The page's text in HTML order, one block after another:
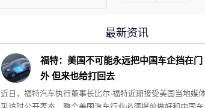
最新资讯
福特：美国不可能永远把中国车企挡在门
外 但来也给打回去
近日，福特汽车执行董事长比尔·福特近期接受美国当地媒